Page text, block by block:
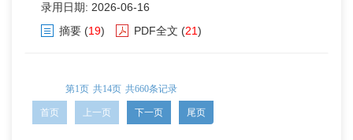
录用日期: 2026-06-16
摘要 (19) PDF全文 (21)
第1页 共14页 共660条记录
首页 上一页 下一页 尾页